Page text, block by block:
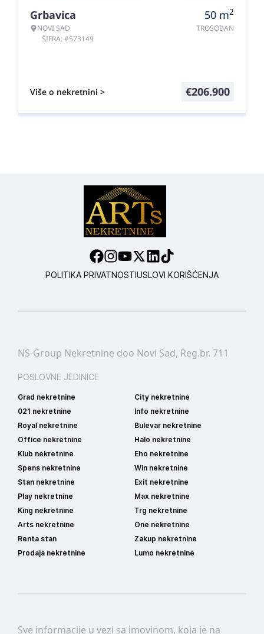
Grbavica
NOVI SAD
ŠIFRA: #573149
50 m2
TROSOBAN
Više o nekretnini > €206.900
POLITIKA PRIVATNOSTIUSLOVI KORIŠĆENJA
Sve informacije u vezi sa imovinom, koja je na
NS-Group Nekretnine doo Novi Sad, Reg.br. 711
POSLOVNE JEDINICE
Grad nekretnine
City nekretnine
021 nekretnine
Info nekretnine
Royal nekretnine
Bulevar nekretnine
Office nekretnine
Halo nekretnine
Klub nekretnine
Eho nekretnine
Spens nekretnine
Win nekretnine
Stan nekretnine
Exit nekretnine
Play nekretnine
Max nekretnine
King nekretnine
Trg nekretnine
Arts nekretnine
One nekretnine
Renta stan
Zakup nekretnine
Prodaja nekretnine
Lumo nekretnine